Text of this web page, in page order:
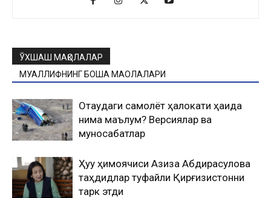
ЎХШАШ МАҚОЛАЛАР
МУАЛЛИФНИНГ БОШҚА МАҚОЛАЛАРИ
Оқтаудаги самолёт ҳалокати ҳақида
нима маълум? Версиялар ва
муносабатлар
Ҳуқуқ ҳимоячиси Азиза Абдирасулова
таҳдидлар туфайли Қирғизистонни
тарк этди